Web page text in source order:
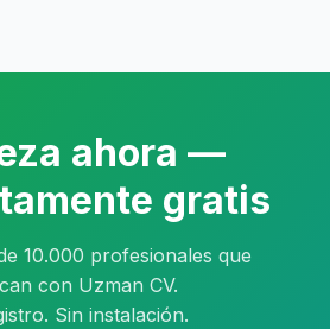
ahora —
gratis
10.000 profesionales que
con Uzman CV.
Sin instalación.